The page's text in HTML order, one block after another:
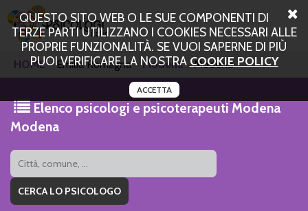
QUESTO SITO WEB O LE SUE COMPONENTI DI
TERZE PARTI UTILIZZANO I COOKIES NECESSARI ALLE
PROPRIE FUNZIONALITÀ. SE VUOI SAPERNE DI PIÙ
PUOI VERIFICARE LA NOSTRA COOKIE POLICY
ACCETTA
HOME Emilia Romagna Modena Modena
Elenco psicologi e psicoterapeuti Modena
Modena